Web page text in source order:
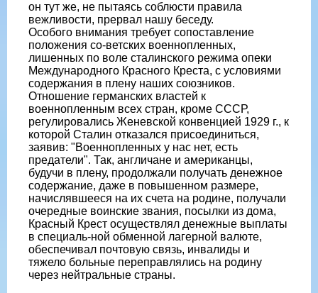
он тут же, не пытаясь соблюсти правила
вежливости, прервал нашу беседу.
Особого внимания требует сопоставление
положения со-ветских военнопленных,
лишенных по воле сталинского режима опеки
Международного Красного Креста, с условиями
содержания в плену наших союзников.
Отношение германских властей к
военнопленным всех стран, кроме СССР,
регулировались Женевской конвенцией 1929 г., к
которой Сталин отказался присоединиться,
заявив: "Военнопленных у нас нет, есть
предатели". Так, англичане и американцы,
будучи в плену, продолжали получать денежное
содержание, даже в повышенном размере,
начислявшееся на их счета на родине, получали
очередные воинские звания, посылки из дома,
Красный Крест осуществлял денежные выплаты
в специаль-ной обменной лагерной валюте,
обеспечивал почтовую связь, инвалиды и
тяжело больные переправлялись на родину
через нейтральные страны.